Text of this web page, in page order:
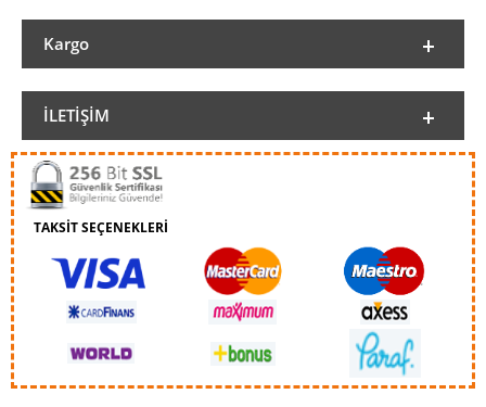
Kargo
İLETIŞIM
TAKSİT SEÇENEKLERİ